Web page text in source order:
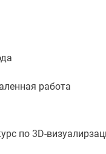
работа
по 3D-